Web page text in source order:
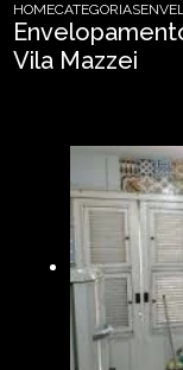
HOMECATEGORIAS
Vila Mazzei